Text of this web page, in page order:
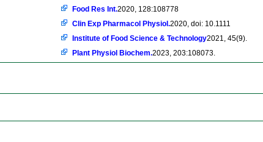
Food Res Int.2020, 128:108778
Clin Exp Pharmacol Physiol.2020, doi: 10.1111
Institute of Food Science & Technology2021, 45(9).
Plant Physiol Biochem.2023, 203:108073.